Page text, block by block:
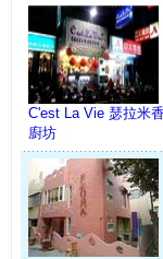
C'est La Vie 瑟拉米
廚坊